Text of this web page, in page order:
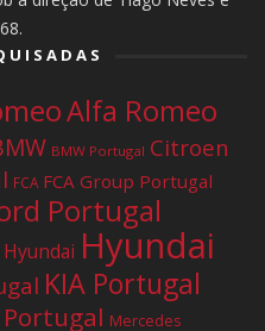
Alfa Romeo
BMW Portugal Citroen
FCA FCA Group Portugal
Portugal
Hyundai Hyundai
KIA Portugal
Mercedes